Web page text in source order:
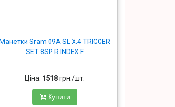
Манетки Sram 09A SL X.4 TRIGGER
SET 8SP R INDEX F
Ціна: 1518грн./шт.
Купити